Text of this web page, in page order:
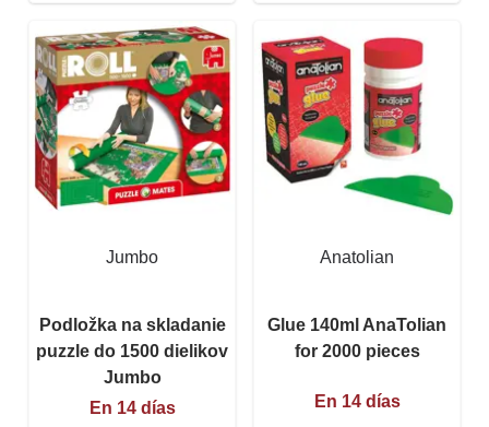
Jumbo
Podložka na skladanie
puzzle do 1500 dielikov
Jumbo
En 14 días
Anatolian
Glue 140ml AnaTolian
for 2000 pieces
En 14 días